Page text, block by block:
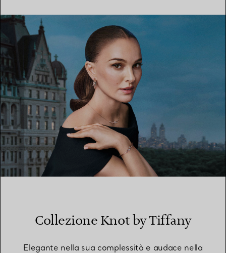
TROVA LA BOUTIQUE PIÙ VICINA A TE
Collezione Knot by Tiffany
Elegante nella sua complessità e audace nella